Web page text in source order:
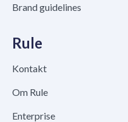
Brand guidelines
Rule
Kontakt
Om Rule
Enterprise